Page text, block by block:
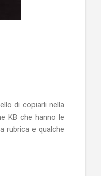
di copiarli nella
KB che hanno le
rubrica e qualche